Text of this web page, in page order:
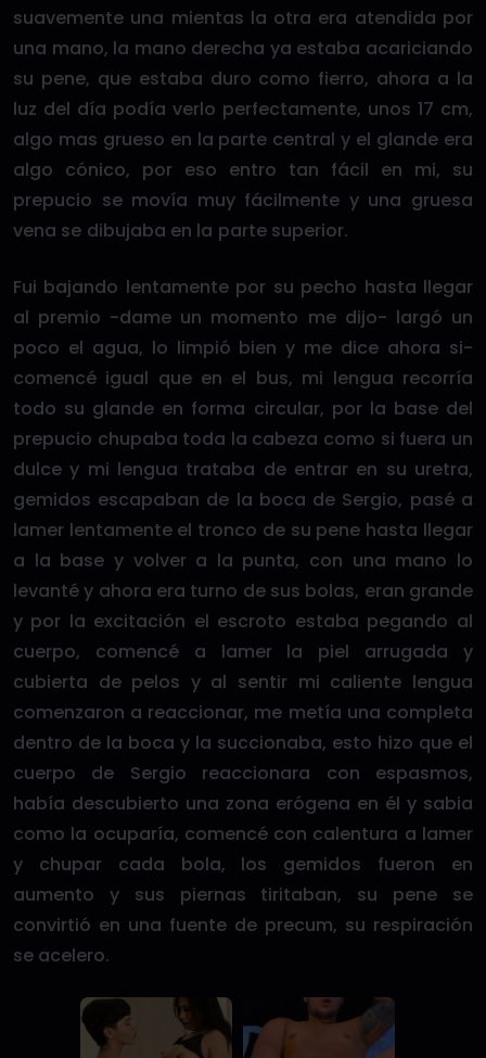
suavemente una mientas la otra era atendida por
una mano, la mano derecha ya estaba acariciando
su pene, que estaba duro como fierro, ahora a la
luz del día podía verlo perfectamente, unos 17 cm,
algo mas grueso en la parte central y el glande era
algo cónico, por eso entro tan fácil en mi, su
prepucio se movía muy fácilmente y una gruesa
vena se dibujaba en la parte superior.
Fui bajando lentamente por su pecho hasta llegar
al premio -dame un momento me dijo- largó un
poco el agua, lo limpió bien y me dice ahora si-
comencé igual que en el bus, mi lengua recorría
todo su glande en forma circular, por la base del
prepucio chupaba toda la cabeza como si fuera un
dulce y mi lengua trataba de entrar en su uretra,
gemidos escapaban de la boca de Sergio, pasé a
lamer lentamente el tronco de su pene hasta llegar
a la base y volver a la punta, con una mano lo
levanté y ahora era turno de sus bolas, eran grande
y por la excitación el escroto estaba pegando al
cuerpo, comencé a lamer la piel arrugada y
cubierta de pelos y al sentir mi caliente lengua
comenzaron a reaccionar, me metía una completa
dentro de la boca y la succionaba, esto hizo que el
cuerpo de Sergio reaccionara con espasmos,
había descubierto una zona erógena en él y sabia
como la ocuparía, comencé con calentura a lamer
y chupar cada bola, los gemidos fueron en
aumento y sus piernas tiritaban, su pene se
convirtió en una fuente de precum, su respiración
se acelero.